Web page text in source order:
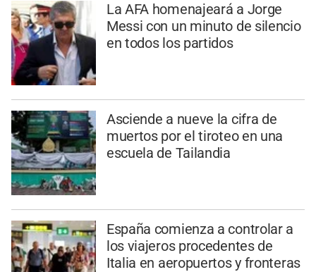
La AFA homenajeará a Jorge
Messi con un minuto de silencio
en todos los partidos
Asciende a nueve la cifra de
muertos por el tiroteo en una
escuela de Tailandia
España comienza a controlar a
los viajeros procedentes de
Italia en aeropuertos y fronteras